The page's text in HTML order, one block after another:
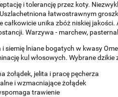
i tolerancję przez koty.
łatwostrawnym
całkowicie unika zbóż niskiej
Warzywa - marchew,
i siemię lniane bogatych w kwasy
kul włosowych. Wybrane
żołądek, jelita i pracę pęcherza
i wzmacniające żołądek
trawienie